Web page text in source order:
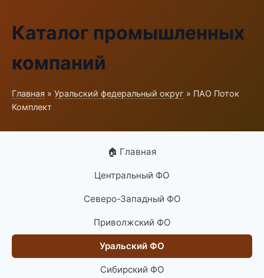
Каталог промышленных
компаний
Главная » Уральский федеральный округ » ПАО Поток
Комплект
🏠 Главная
Центральный ФО
Северо-Западный ФО
Приволжский ФО
Уральский ФО
Сибирский ФО